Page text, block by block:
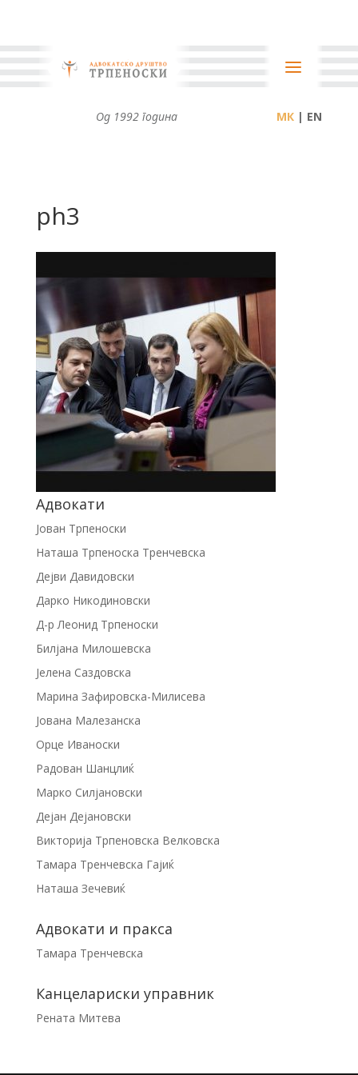
Од 1992 година | EN
ph3
Адвокати
Јован Трпеноски
Наташа Трпеноска Тренчевска
Дејви Давидовски
Дарко Никодиновски
Д-р Леонид Трпеноски
Билјана Милошевска
Јелена Саздовска
Марина Зафировска-Милисева
Јована Малезанска
Орце Иваноски
Радован Шанцлиќ
Марко Силјановски
Дејан Дејановски
Викторија Трпеновска Велковска
Тамара Тренчевска Гајиќ
Наташа Зечевиќ
Адвокати и пракса
Тамара Тренчевска
Канцелариски управник
Рената Митева